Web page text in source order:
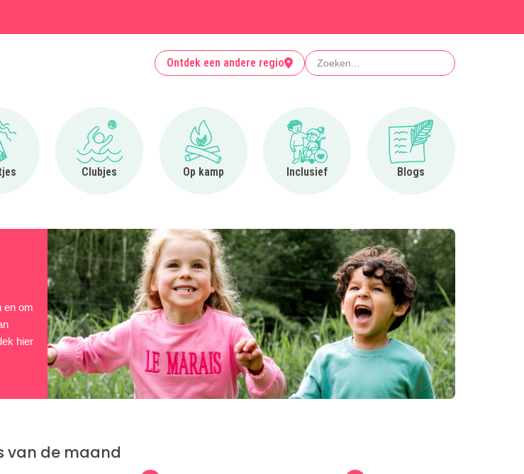
Ontdek een andere regio Zoeken
naar Feestjes
Clubjes
Ga naar Clubjes
Op kamp
Ga naar Op kamp
Inclusief
Ga naar Inclusief
Blogs
Ga naar Blogs
en om
hier
van de maand